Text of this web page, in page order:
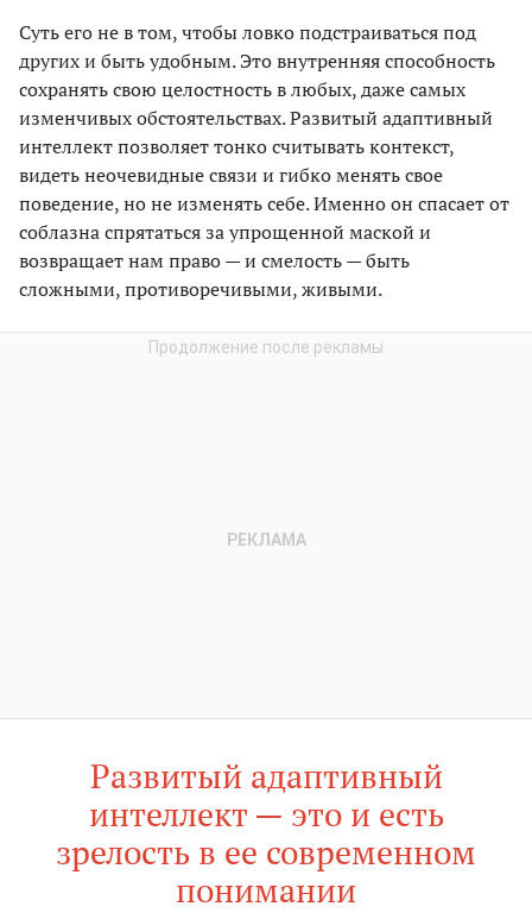
Суть его не в том, чтобы ловко подстраиваться под
других и быть удобным. Это внутренняя способность
сохранять свою целостность в любых, даже самых
изменчивых обстоятельствах. Развитый адаптивный
интеллект позволяет тонко считывать контекст,
видеть неочевидные связи и гибко менять свое
поведение, но не изменять себе. Именно он спасает от
соблазна спрятаться за упрощенной маской и
возвращает нам право — и смелость — быть
сложными, противоречивыми, живыми.
Развитый адаптивный
интеллект — это и есть
зрелость в ее современном
понимании